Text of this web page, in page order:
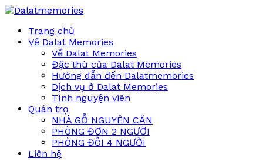
Trang chủ
Về Dalat Memories
Về Dalat Memories
Đặc thù của Dalat Memories
Hướng dẫn đến Dalatmemories
Dịch vụ ở Dalat Memories
Tình nguyện viên
Quán trọ
NHÀ GỖ NGUYÊN CĂN
PHÒNG ĐƠN 2 NGƯỜI
PHÒNG ĐÔI 4 NGƯỜI
Liên hệ